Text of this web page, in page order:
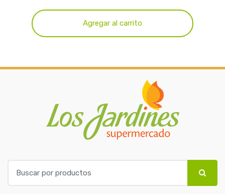
Agregar al carrito